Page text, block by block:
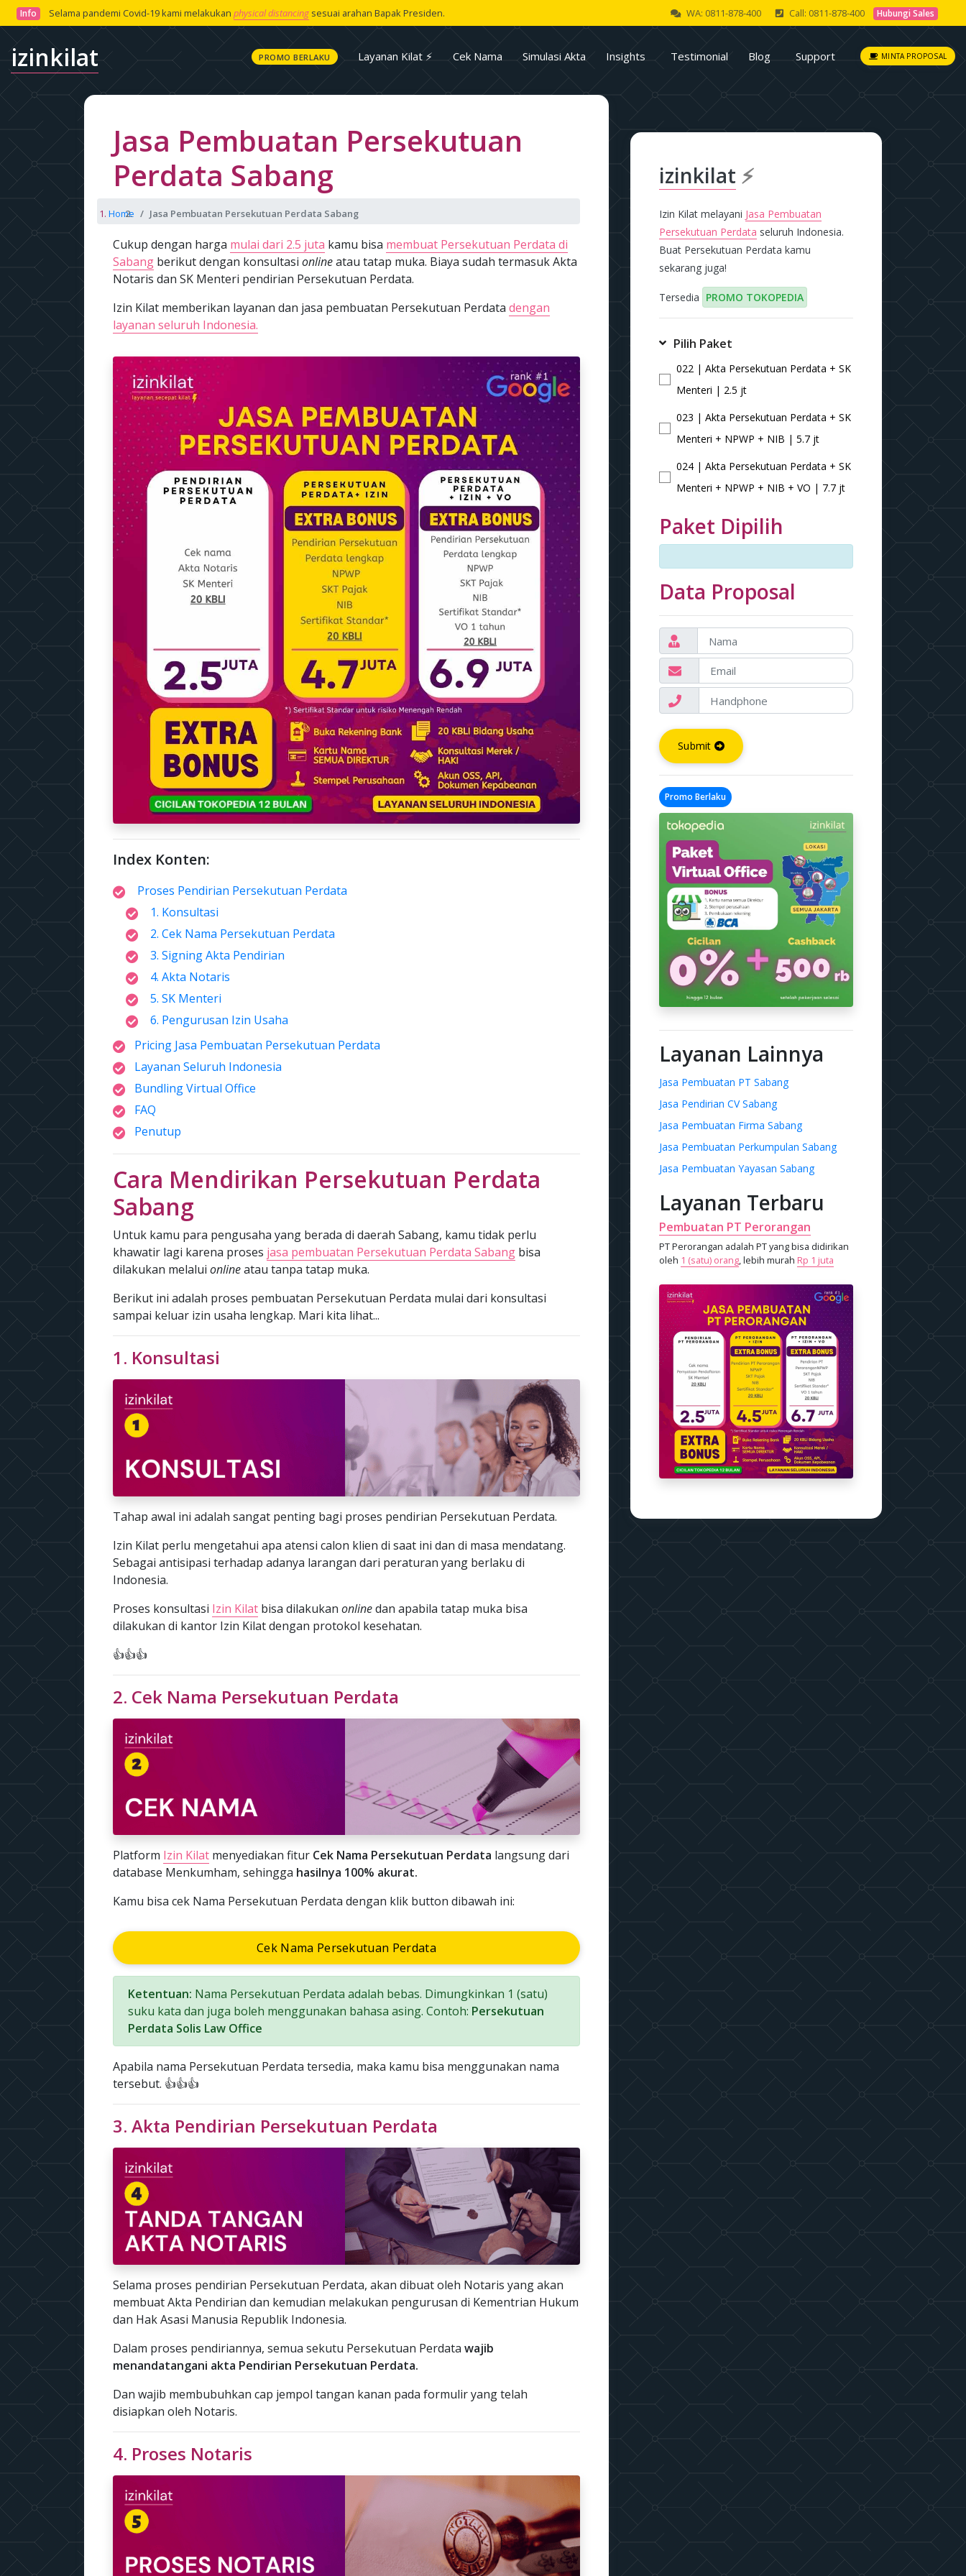
Info Selama pandemi Covid-19 kami melakukan physical distancingsesuai arahan Bapak Presiden. WA: 0811-878-400 Call: 0811-878-400 Hubungi Sales
izinkilat PROMO BERLAKU Layanan Kilat ⚡ Cek Nama Simulasi Akta Insights Testimonial Blog Support MINTA PROPOSAL
Jasa Pembuatan Persekutuan
Perdata Sabang
Home Jasa Pembuatan Persekutuan Perdata Sabang
Cukup dengan harga mulai dari 2.5 juta kamu bisa membuat Persekutuan Perdata di
Sabang berikut dengan konsultasi onlineatau tatap muka. Biaya sudah termasuk Akta
Notaris dan SK Menteri pendirian Persekutuan Perdata.
Izin Kilat memberikan layanan dan jasa pembuatan Persekutuan Perdata dengan
layanan seluruh Indonesia.
Index Konten:
Proses Pendirian Persekutuan Perdata
1. Konsultasi
2. Cek Nama Persekutuan Perdata
3. Signing Akta Pendirian
4. Akta Notaris
5. SK Menteri
6. Pengurusan Izin Usaha
Pricing Jasa Pembuatan Persekutuan Perdata
Layanan Seluruh Indonesia
Bundling Virtual Office
FAQ
Penutup
Cara Mendirikan Persekutuan Perdata
Sabang
Untuk kamu para pengusaha yang berada di daerah Sabang, kamu tidak perlu
khawatir lagi karena proses jasa pembuatan Persekutuan Perdata Sabang bisa
dilakukan melalui onlineatau tanpa tatap muka.
Berikut ini adalah proses pembuatan Persekutuan Perdata mulai dari konsultasi
sampai keluar izin usaha lengkap. Mari kita lihat...
1. Konsultasi
Tahap awal ini adalah sangat penting bagi proses pendirian Persekutuan Perdata.
Izin Kilat perlu mengetahui apa atensi calon klien di saat ini dan di masa mendatang.
Sebagai antisipasi terhadap adanya larangan dari peraturan yang berlaku di
Indonesia.
Proses konsultasi Izin Kilat bisa dilakukan onlinedan apabila tatap muka bisa
dilakukan di kantor Izin Kilat dengan protokol kesehatan.
👍👍👍
2. Cek Nama Persekutuan Perdata
Platform Izin Kilat menyediakan fitur Cek Nama Persekutuan Perdata langsung dari
database Menkumham, sehingga hasilnya 100% akurat.
Kamu bisa cek Nama Persekutuan Perdata dengan klik button dibawah ini:
Cek Nama Persekutuan Perdata
Ketentuan: Nama Persekutuan Perdata adalah bebas. Dimungkinkan 1 (satu)
suku kata dan juga boleh menggunakan bahasa asing. Contoh: Persekutuan
Perdata Solis Law Office
Apabila nama Persekutuan Perdata tersedia, maka kamu bisa menggunakan nama
tersebut. 👍👍👍
3. Akta Pendirian Persekutuan Perdata
Selama proses pendirian Persekutuan Perdata, akan dibuat oleh Notaris yang akan
membuat Akta Pendirian dan kemudian melakukan pengurusan di Kementrian Hukum
dan Hak Asasi Manusia Republik Indonesia.
Dalam proses pendiriannya, semua sekutu Persekutuan Perdata wajib
menandatangani akta Pendirian Persekutuan Perdata.
Dan wajib membubuhkan cap jempol tangan kanan pada formulir yang telah
disiapkan oleh Notaris.
4. Proses Notaris
izinkilat ⚡
Izin Kilat melayani Jasa Pembuatan
Persekutuan Perdata seluruh Indonesia.
Buat Persekutuan Perdata kamu
sekarang juga!
Tersedia PROMO TOKOPEDIA
Pilih Paket
022 | Akta Persekutuan Perdata + SK
Menteri | 2.5 jt
023 | Akta Persekutuan Perdata + SK
Menteri + NPWP + NIB | 5.7 jt
024 | Akta Persekutuan Perdata + SK
Menteri + NPWP + NIB + VO | 7.7 jt
Paket Dipilih
Data Proposal
Submit
Promo Berlaku
Layanan Lainnya
Jasa Pembuatan PT Sabang
Jasa Pendirian CV Sabang
Jasa Pembuatan Firma Sabang
Jasa Pembuatan Perkumpulan Sabang
Jasa Pembuatan Yayasan Sabang
Layanan Terbaru
Pembuatan PT Perorangan
PT Perorangan adalah PT yang bisa didirikan
oleh 1 (satu) orang, lebih murah Rp 1 juta